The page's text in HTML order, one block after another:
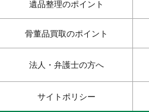
遺品整理のポイント
骨董品買取のポイント
法人・弁護士の方へ
サイトポリシー